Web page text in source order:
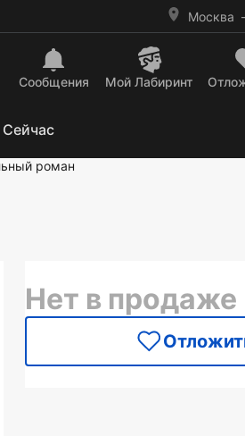
Москва
Сообщения Mой Лабиринт
роман
Нет в продаже